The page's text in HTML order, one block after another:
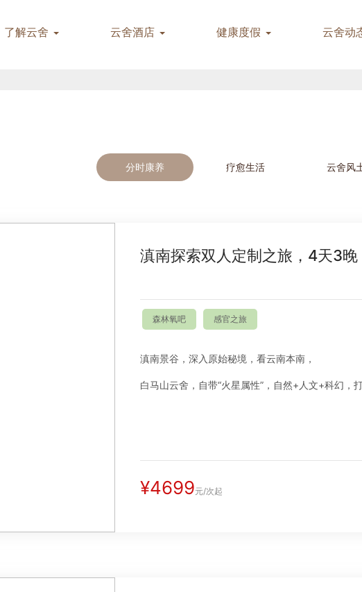
了解云舍 云舍酒店 健康度假 云舍动
分时康养 疗愈生活 云舍风
滇南探索双人定制之旅，4天3晚
森林氧吧 感官之旅
滇南景谷，深入原始秘境，看云南本南，
白马山云舍，自带“火星属性”，自然+人文+科幻，
¥4699元/次起